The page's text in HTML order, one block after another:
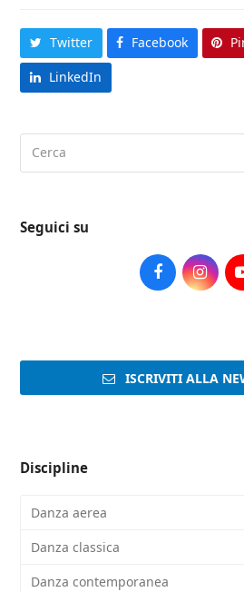
Twitter Facebook
LinkedIn
Seguici su
Facebook
ISCRIVITI ALLA
Discipline
Danza aerea
Danza classica
Danza contemporanea